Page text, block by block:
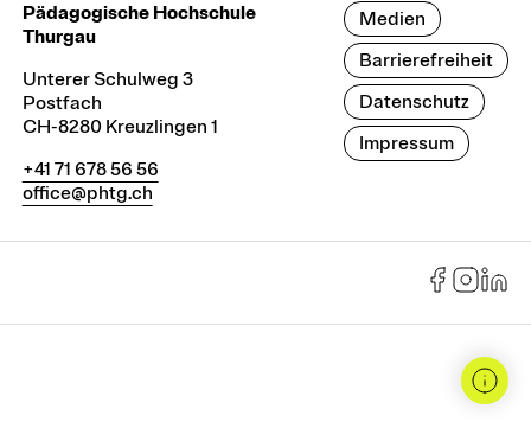
Kurse
Weiterbildungssuche
Frühe Kindheit
Pädagogische Hochschule
Thurgau
Unterer Schulweg 3
Postfach
CH-8280 Kreuzlingen 1
+41 71 678 56 56
office@phtg.ch
Medien
Barrierefreiheit
Datenschutz
Impressum